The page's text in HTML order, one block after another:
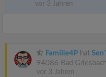
vor 3 Jahren
Familie4P hat Sen
94086 Bad
vor 3 Jahren